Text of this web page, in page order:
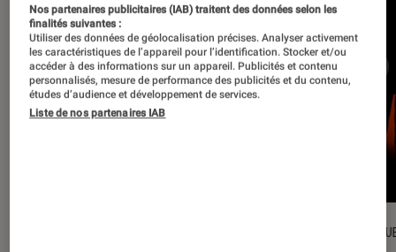
Nos partenaires publicitaires (IAB) traitent des données selon les
finalités suivantes :
Utiliser des données de géolocalisation précises. Analyser activement
les caractéristiques de l’appareil pour l’identification. Stocker et/ou
accéder à des informations sur un appareil. Publicités et contenu
personnalisés, mesure de performance des publicités et du contenu,
études d’audience et développement de services.
Liste de nos partenaires IAB